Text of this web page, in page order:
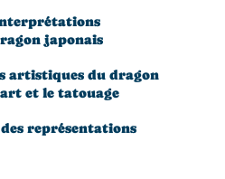
japonais
artistiques du dragon
et le tatouage
représentations